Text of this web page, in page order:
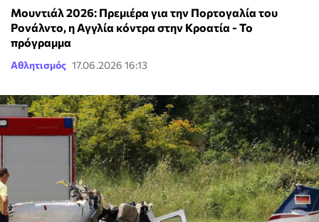
Μουντιάλ 2026: Πρεμιέρα για την Πορτογαλία του
Ρονάλντο, η Αγγλία κόντρα στην Κροατία - Το
πρόγραμμα
Αθλητισμός 17.06.2026 16:13